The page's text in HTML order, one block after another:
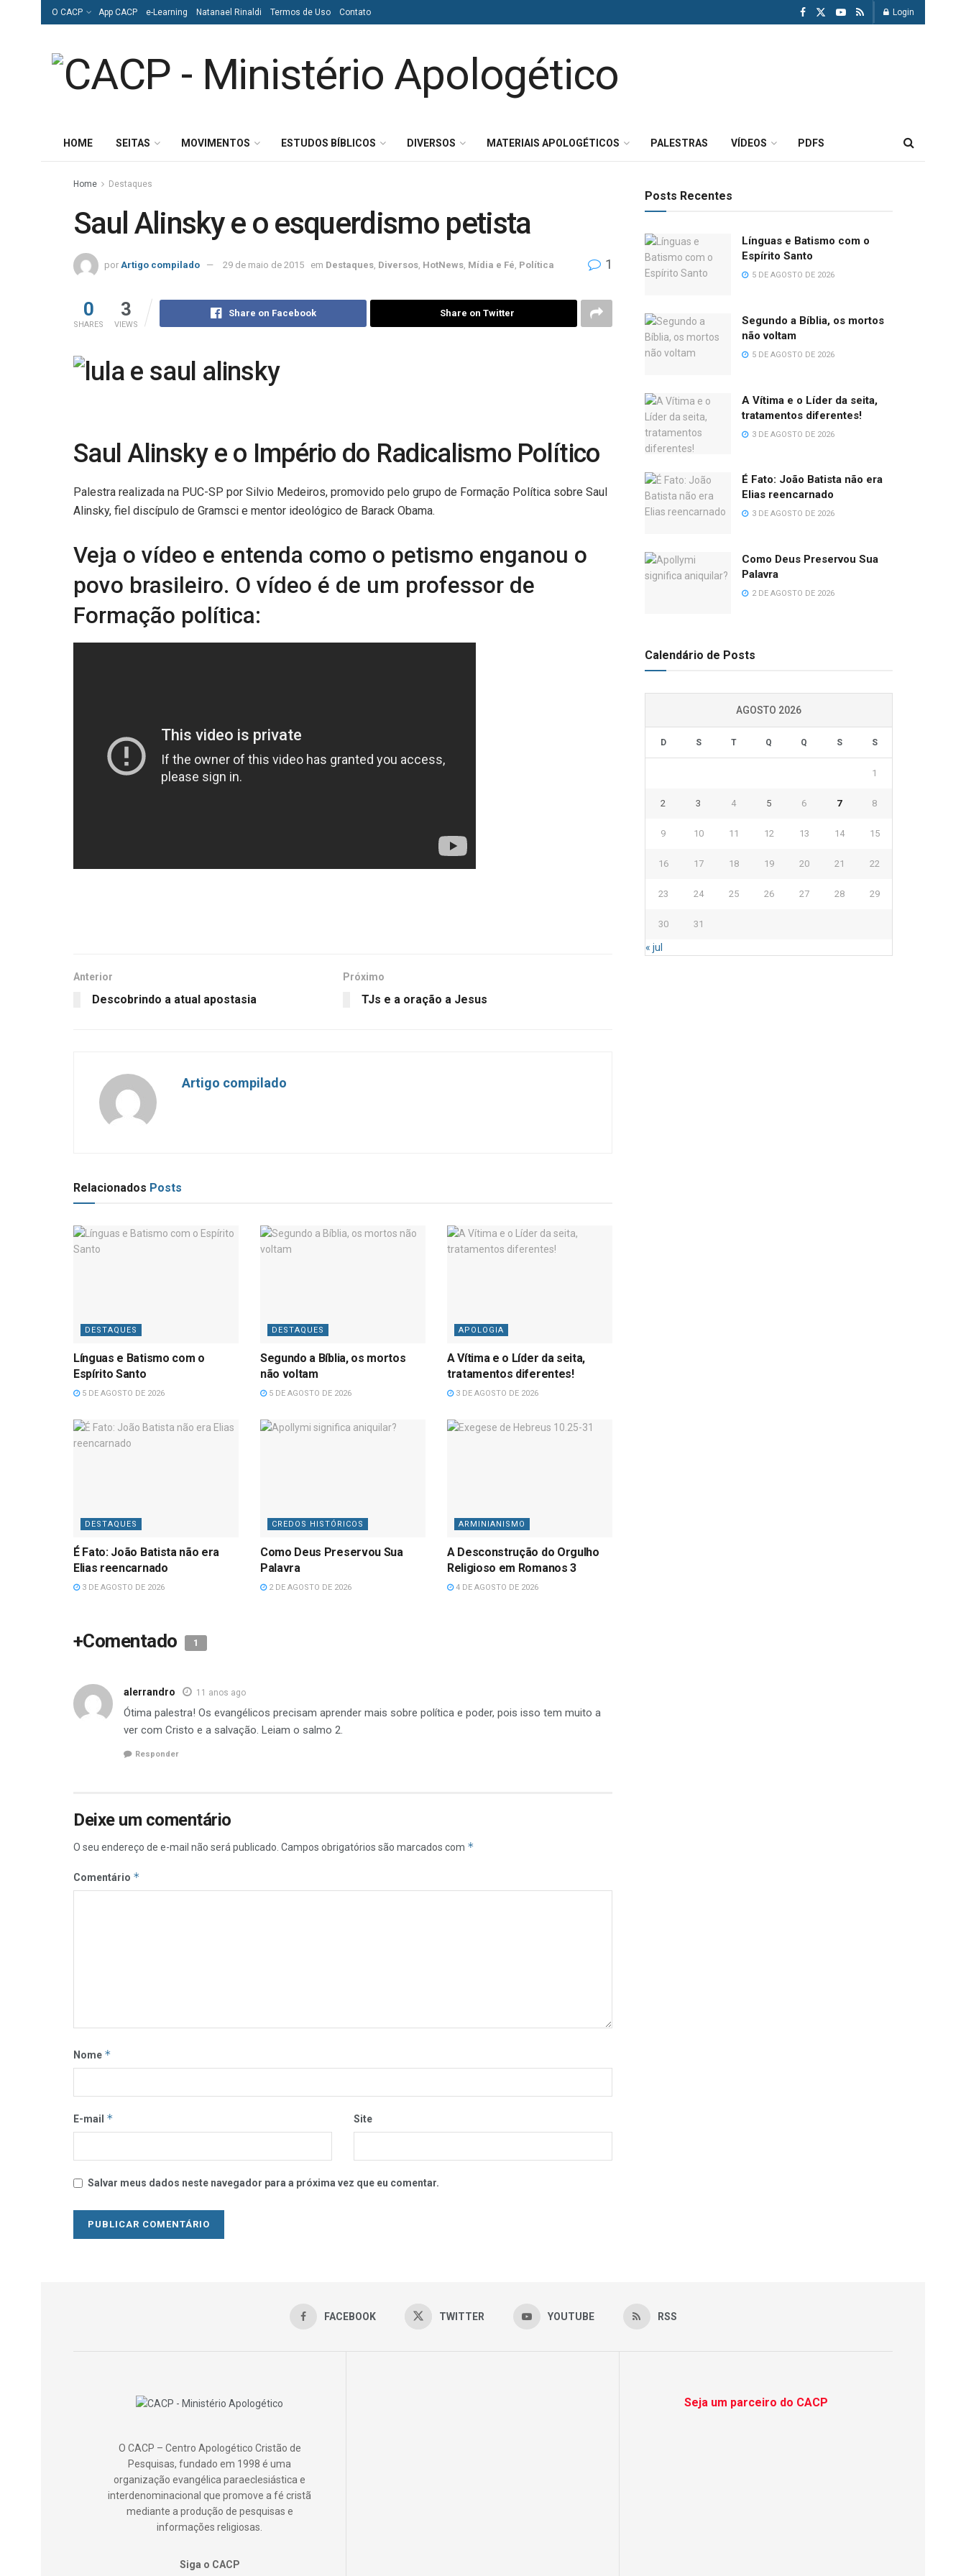
O CACP App CACP e-Learning Natanael Rinaldi Termos de Uso Contato Login
HOME SEITAS MOVIMENTOS ESTUDOS BÍBLICOS DIVERSOS MATERIAIS APOLOGÉTICOS PALESTRAS VÍDEOS PDFS
Home Destaques
Saul Alinsky e o esquerdismo petista
por Artigo compilado 29 de maio de 2015 em Destaques Diversos HotNews Mídia e Fé Política 1
0
SHARES
3
VIEWS
Share on Facebook Share on Twitter
Saul Alinsky e o Império do Radicalismo Político
Palestra realizada na PUC-SP por Silvio Medeiros, promovido pelo grupo de Formação Política sobre Saul
Alinsky, fiel discípulo de Gramsci e mentor ideológico de Barack Obama.
Veja o vídeo e entenda como o petismo enganou o
povo brasileiro. O vídeo é de um professor de
Formação política:
Anterior
Descobrindo a atual apostasia
Próximo
TJs e a oração a Jesus
Artigo compilado
Relacionados Posts
DESTAQUES
Línguas e Batismo com o
Espírito Santo
5 DE AGOSTO DE 2026
DESTAQUES
Segundo a Bíblia, os mortos
não voltam
5 DE AGOSTO DE 2026
APOLOGIA
A Vítima e o Líder da seita,
tratamentos diferentes!
3 DE AGOSTO DE 2026
DESTAQUES
É Fato: João Batista não era
Elias reencarnado
3 DE AGOSTO DE 2026
CREDOS HISTÓRICOS
Como Deus Preservou Sua
Palavra
2 DE AGOSTO DE 2026
ARMINIANISMO
A Desconstrução do Orgulho
Religioso em Romanos 3
4 DE AGOSTO DE 2026
+Comentado 1
alerrandro 11 anos ago
Ótima palestra! Os evangélicos precisam aprender mais sobre política e poder, pois isso tem muito a
ver com Cristo e a salvação. Leiam o salmo 2.
Responder
Deixe um comentário
O seu endereço de e-mail não será publicado. Campos obrigatórios são marcados com *
Comentário *
Nome *
E-mail * Site
Salvar meus dados neste navegador para a próxima vez que eu comentar.
Posts Recentes
Línguas e Batismo com o
Espírito Santo
5 DE AGOSTO DE 2026
Segundo a Bíblia, os mortos
não voltam
5 DE AGOSTO DE 2026
A Vítima e o Líder da seita,
tratamentos diferentes!
3 DE AGOSTO DE 2026
É Fato: João Batista não era
Elias reencarnado
3 DE AGOSTO DE 2026
Como Deus Preservou Sua
Palavra
2 DE AGOSTO DE 2026
Calendário de Posts
AGOSTO 2026
D S T Q Q S S
1
2 3 4 5 6 7 8
9 10 11 12 13 14 15
16 17 18 19 20 21 22
23 24 25 26 27 28 29
30 31
« jul
FACEBOOK TWITTER YOUTUBE RSS
O CACP – Centro Apologético Cristão de
Pesquisas, fundado em 1998 é uma
organização evangélica paraeclesiástica e
interdenominacional que promove a fé cristã
mediante a produção de pesquisas e
informações religiosas.
Siga o CACP
Seja um parceiro do CACP